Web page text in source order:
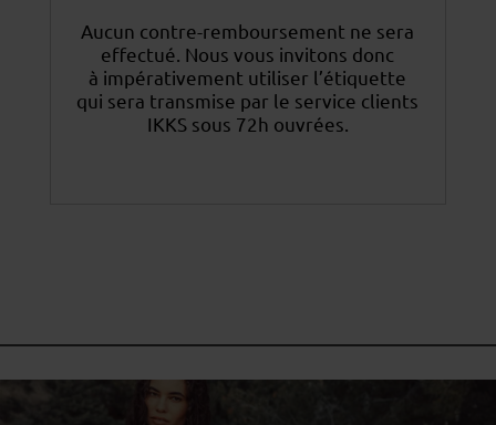
Aucun contre-remboursement ne sera
effectué. Nous vous invitons donc
à impérativement utiliser l’étiquette
qui sera transmise par le service clients
IKKS sous 72h ouvrées.